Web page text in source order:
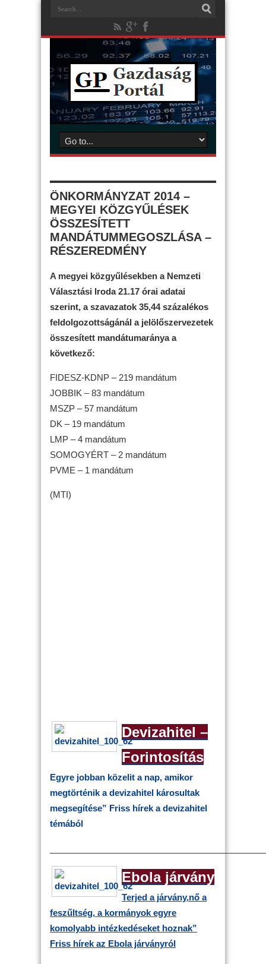
ÖNKORMÁNYZAT 2014 –
MEGYEI KÖZGYŰLÉSEK
ÖSSZESÍTETT
MANDÁTUMMEGOSZLÁSA –
RÉSZEREDMÉNY
A megyei közgyűlésekben a Nemzeti
Választási Iroda 21.17 órai adatai
szerint, a szavazatok 35,44 százalékos
feldolgozottságánál a jelölőszervezetek
összesített mandátumaránya a
következő:
FIDESZ-KDNP – 219 mandátum
JOBBIK – 83 mandátum
MSZP – 57 mandátum
DK – 19 mandátum
LMP – 4 mandátum
SOMOGYÉRT – 2 mandátum
PVME – 1 mandátum
(MTI)
Devizahitel –
Forintosítás
Egyre jobban közelit a nap, amikor
megtörténik a devizahitel károsultak
megsegítése” Friss hírek a devizahitel
témából
Ebola járvány
Terjed a járvány,nő a
feszűltség, a kormányok egyre
komolyabb intézkedéseket hoznak”
Friss hírek az Ebola járványról